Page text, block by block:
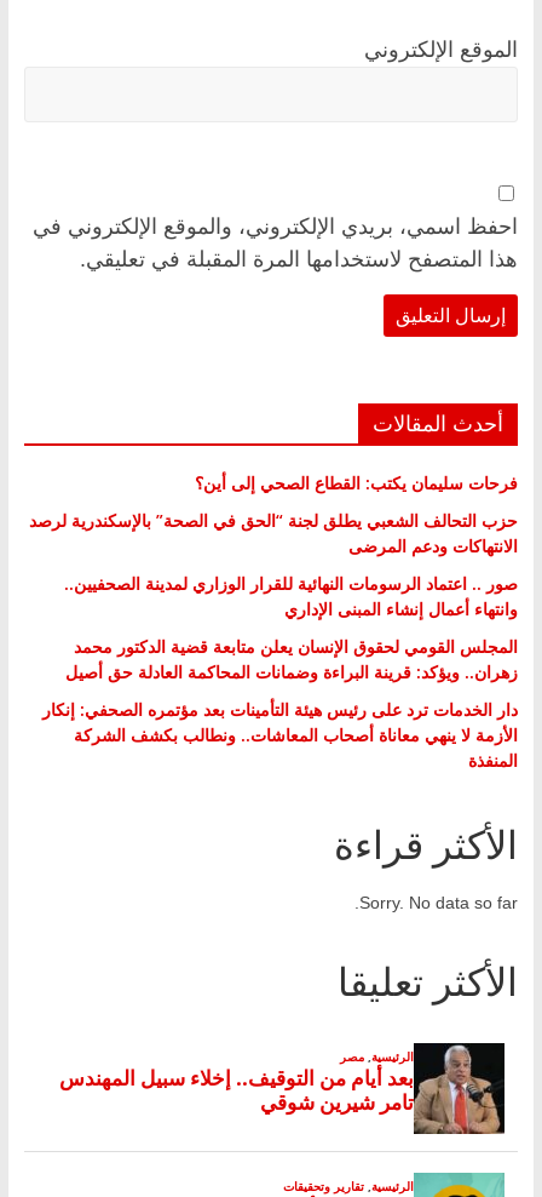
الموقع الإلكتروني
احفظ اسمي، بريدي الإلكتروني، والموقع الإلكتروني في
هذا المتصفح لاستخدامها المرة المقبلة في تعليقي.
أحدث المقالات
فرحات سليمان يكتب: القطاع الصحي إلى أين؟
حزب التحالف الشعبي يطلق لجنة “الحق في الصحة” بالإسكندرية لرصد
الانتهاكات ودعم المرضى
صور .. اعتماد الرسومات النهائية للقرار الوزاري لمدينة الصحفيين..
وانتهاء أعمال إنشاء المبنى الإداري
المجلس القومي لحقوق الإنسان يعلن متابعة قضية الدكتور محمد
زهران.. ويؤكد: قرينة البراءة وضمانات المحاكمة العادلة حق أصيل
دار الخدمات ترد على رئيس هيئة التأمينات بعد مؤتمره الصحفي: إنكار
الأزمة لا ينهي معاناة أصحاب المعاشات.. ونطالب بكشف الشركة
المنفذة
الأكثر قراءة
Sorry. No data so far.
الأكثر تعليقا